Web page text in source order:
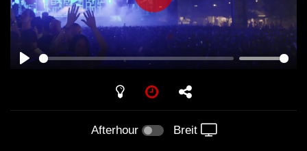
PLAY
Afterhour Breit